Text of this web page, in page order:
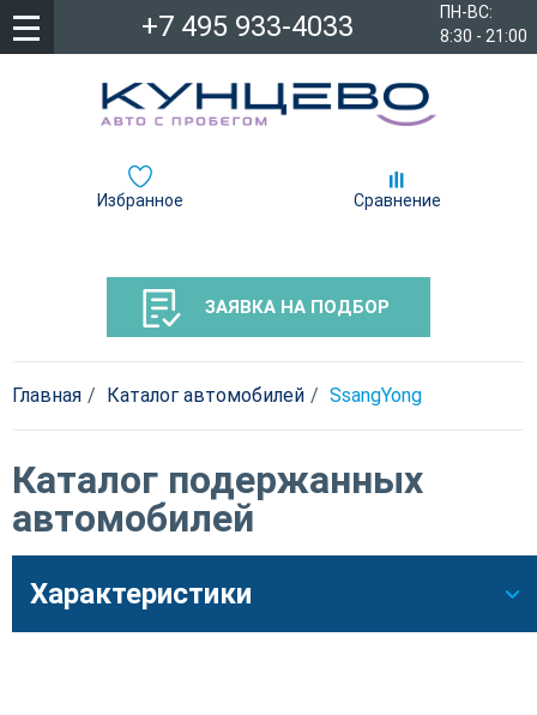
ПН-ВС:
8:30 - 21:00
+7 495 933-4033
Избранное Сравнение
ЗАЯВКА НА ПОДБОР
Главная Каталог автомобилей SsangYong
Каталог подержанных
автомобилей
Характеристики